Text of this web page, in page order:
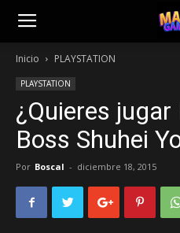
Inicio PLAYSTATION
PLAYSTATION
¿Quieres jugar
Boss Shuhei
Por Boscal - diciembre 18, 2015